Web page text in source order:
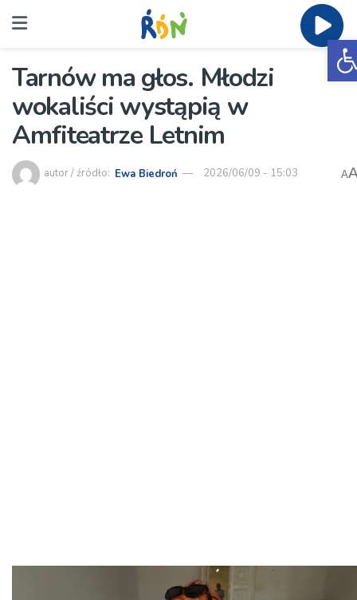
Tarnów ma głos. Młodzi
wokaliści wystąpią w
Amfiteatrze Letnim
autor / źródło: Ewa Biedroń 2026/06/09 - 15:03 A